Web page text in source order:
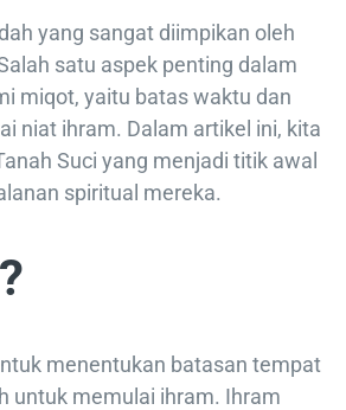
yang sangat diimpikan oleh
satu aspek penting dalam
miqot, yaitu batas waktu dan
niat ihram. Dalam artikel ini, kita
Suci yang menjadi titik awal
spiritual mereka.
menentukan batasan tempat
untuk memulai ihram. Ihram